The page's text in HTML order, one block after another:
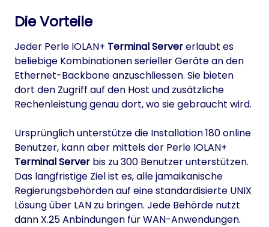
Die Vorteile
Jeder Perle IOLAN+ Terminal Servererlaubt es
beliebige Kombinationen serieller Geräte an den
Ethernet-Backbone anzuschliessen. Sie bieten
dort den Zugriff auf den Host und zusätzliche
Rechenleistung genau dort, wo sie gebraucht wird.
Ursprünglich unterstütze die Installation 180 online
Benutzer, kann aber mittels der Perle IOLAN+
Terminal Server bis zu 300 Benutzer unterstützen.
Das langfristige Ziel ist es, alle jamaikanische
Regierungsbehörden auf eine standardisierte UNIX
Lösung über LAN zu bringen. Jede Behörde nutzt
dann X.25 Anbindungen für WAN-Anwendungen.